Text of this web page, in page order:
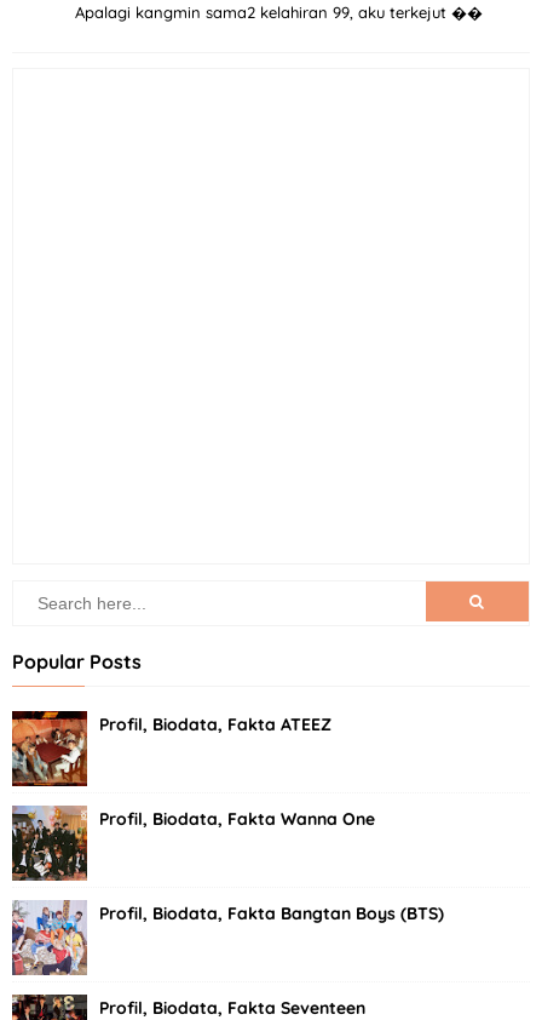
Apalagi kangmin sama2 kelahiran 99, aku terkejut ��
Popular Posts
Profil, Biodata, Fakta ATEEZ
Profil, Biodata, Fakta Wanna One
Profil, Biodata, Fakta Bangtan Boys (BTS)
Profil, Biodata, Fakta Seventeen